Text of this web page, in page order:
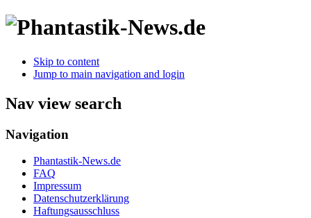
Skip to content
Jump to main navigation and login
Nav view search
Navigation
Phantastik-News.de
FAQ
Impressum
Datenschutzerklärung
Haftungsausschluss